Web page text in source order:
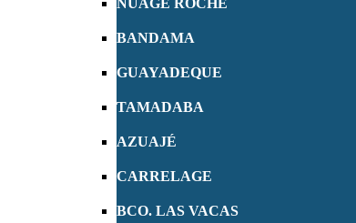
NUAGE ROCHE
BANDAMA
GUAYADEQUE
TAMADABA
AZUAJÉ
CARRELAGE
BCO. LAS VACAS